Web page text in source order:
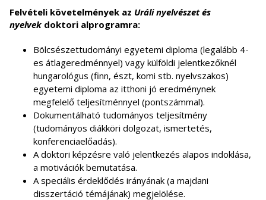
Felvételi követelmények az Uráli nyelvészet és
nyelvek doktori alprogramra:
Bölcsészettudományi egyetemi diploma (legalább 4-
es átlageredménnyel) vagy külföldi jelentkezőknél
hungarológus (finn, észt, komi stb. nyelvszakos)
egyetemi diploma az itthoni jó eredménynek
megfelelő teljesítménnyel (pontszámmal).
Dokumentálható tudományos teljesítmény
(tudományos diákköri dolgozat, ismertetés,
konferenciaelőadás).
A doktori képzésre való jelentkezés alapos indoklása,
a motivációk bemutatása.
A speciális érdeklődés irányának (a majdani
disszertáció témájának) megjelölése.